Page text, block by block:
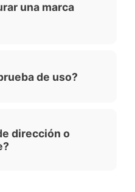
una marca
de uso?
dirección o